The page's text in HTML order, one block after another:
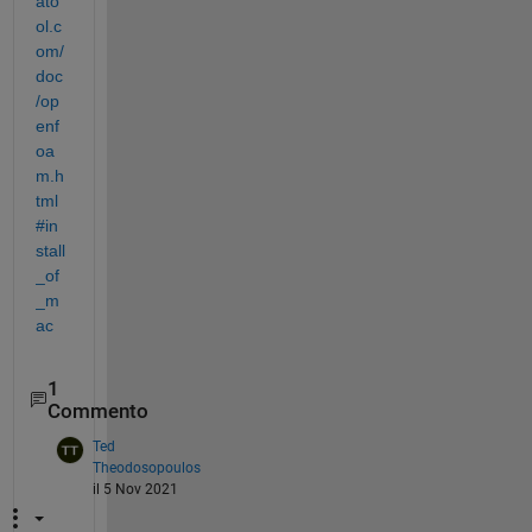
ol.c
om/
doc
/op
enf
oa
m.h
tml
#in
stall
_of
_m
ac
1
Commento
Ted
Theodosopoulos
il 5 Nov 2021